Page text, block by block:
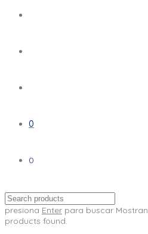
0
0
presiona Enter para buscar
products found.